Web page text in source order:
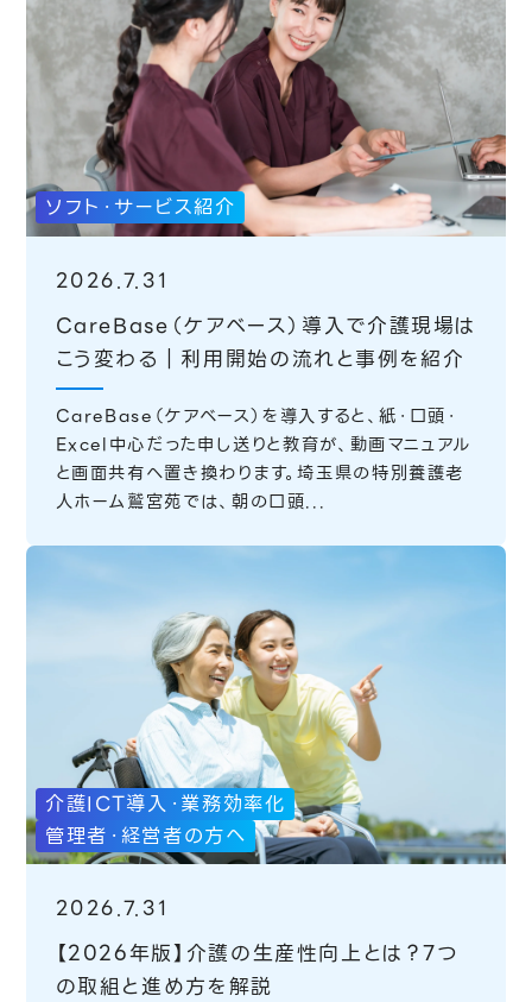
ソフト・サービス紹介
2026.7.31
CareBase（ケアベース）導入で介護現場は
こう変わる｜利用開始の流れと事例を紹介
CareBase（ケアベース）を導入すると、紙・口頭・
Excel中心だった申し送りと教育が、動画マニュアル
と画面共有へ置き換わります。埼玉県の特別養護老
人ホーム鷲宮苑では、朝の口頭...
介護ICT導入・業務効率化
管理者・経営者の方へ
2026.7.31
【2026年版】介護の生産性向上とは？7つ
の取組と進め方を解説